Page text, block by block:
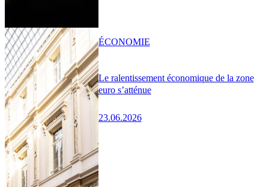
Le ralentissement économique de la zone
euro s’atténue
23.06.2026
ÉCONOMIE